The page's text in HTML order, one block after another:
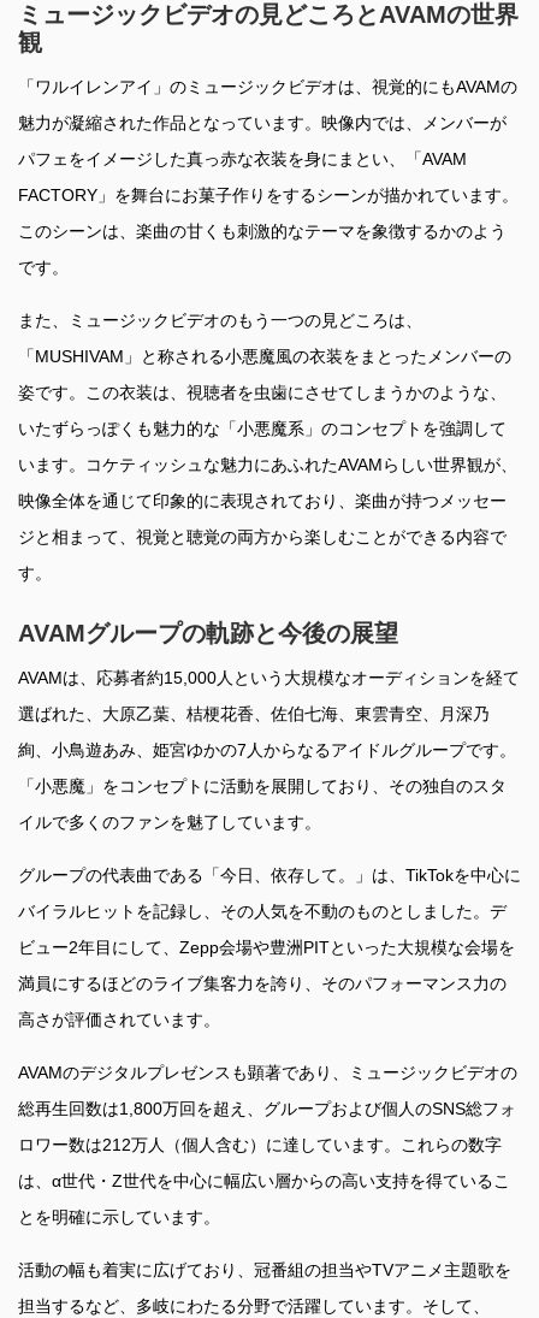
ミュージックビデオの見どころとAVAMの世界
観
「ワルイレンアイ」のミュージックビデオは、視覚的にもAVAMの
魅力が凝縮された作品となっています。映像内では、メンバーが
パフェをイメージした真っ赤な衣装を身にまとい、「AVAM
FACTORY」を舞台にお菓子作りをするシーンが描かれています。
このシーンは、楽曲の甘くも刺激的なテーマを象徴するかのよう
です。
また、ミュージックビデオのもう一つの見どころは、
「MUSHIVAM」と称される小悪魔風の衣装をまとったメンバーの
姿です。この衣装は、視聴者を虫歯にさせてしまうかのような、
いたずらっぽくも魅力的な「小悪魔系」のコンセプトを強調して
います。コケティッシュな魅力にあふれたAVAMらしい世界観が、
映像全体を通じて印象的に表現されており、楽曲が持つメッセー
ジと相まって、視覚と聴覚の両方から楽しむことができる内容で
す。
AVAMグループの軌跡と今後の展望
AVAMは、応募者約15,000人という大規模なオーディションを経て
選ばれた、大原乙葉、桔梗花香、佐伯七海、東雲青空、月深乃
絢、小鳥遊あみ、姫宮ゆかの7人からなるアイドルグループです。
「小悪魔」をコンセプトに活動を展開しており、その独自のスタ
イルで多くのファンを魅了しています。
グループの代表曲である「今日、依存して。」は、TikTokを中心に
バイラルヒットを記録し、その人気を不動のものとしました。デ
ビュー2年目にして、Zepp会場や豊洲PITといった大規模な会場を
満員にするほどのライブ集客力を誇り、そのパフォーマンス力の
高さが評価されています。
AVAMのデジタルプレゼンスも顕著であり、ミュージックビデオの
総再生回数は1,800万回を超え、グループおよび個人のSNS総フォ
ロワー数は212万人（個人含む）に達しています。これらの数字
は、α世代・Z世代を中心に幅広い層からの高い支持を得ているこ
とを明確に示しています。
活動の幅も着実に広げており、冠番組の担当やTVアニメ主題歌を
担当するなど、多岐にわたる分野で活躍しています。そして、